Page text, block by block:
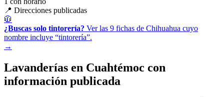
📍 Direcciones publicadas
🧥
¿Buscas solo tintorería? Ver las 9 fichas de Chihuahua cuyo
nombre incluye “tintorería”.
→
Lavanderías en Cuahtémoc con
información publicada